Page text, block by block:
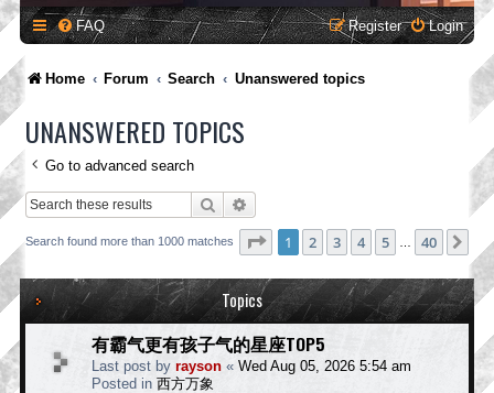
FAQ Login
Register
Home Forum Search Unanswered topics
UNANSWERED TOPICS
Go to advanced search
Search
Search found more than 1000 matches Page 1of 40
1 2 3 4 5 40
Topics
有霸气更有孩子气的星座TOP5
Last post by rayson « Wed Aug 05, 2026 5:54 am
Posted in 西方万象